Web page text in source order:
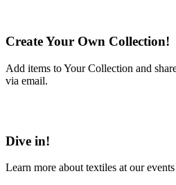
Create Your Own Collection!
Add items to Your Collection and
via email.
Dive in!
Learn more about textiles at our events